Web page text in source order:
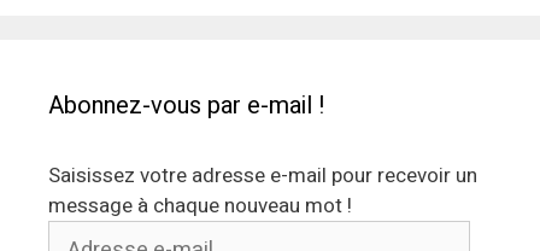
Abonnez-vous par e-mail !
Saisissez votre adresse e-mail pour recevoir un
message à chaque nouveau mot !
Adresse